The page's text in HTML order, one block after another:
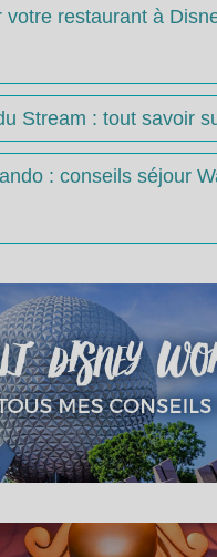
votre restaurant à
Stream : tout savoir
: conseils séjour